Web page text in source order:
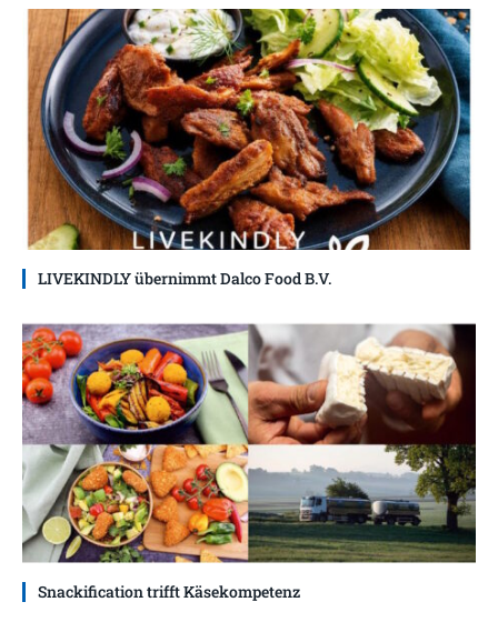
LIVEKINDLY übernimmt Dalco Food B.V.
Snackification trifft Käsekompetenz